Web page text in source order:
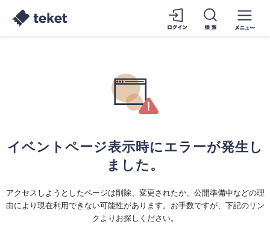
イベントページ表示時にエラーが発生し
ました。
アクセスしようとしたページは削除、変更されたか、公開準備中などの理
由により現在利用できない可能性があります。お手数ですが、下記のリン
クよりお探しください。